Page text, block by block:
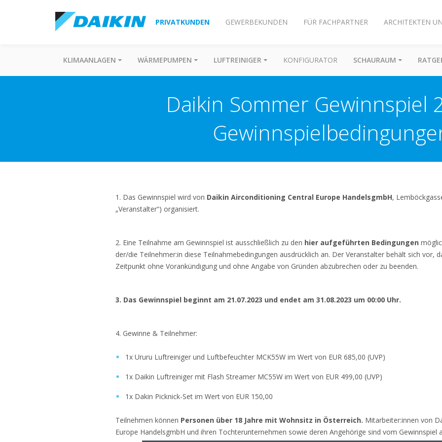
PRIVATKUNDEN GEWERBEKUNDEN FÜR FACHPARTNER ARCHITEKTEN
KLIMAANLAGEN WÄRMEPUMPEN LUFTREINIGER KONFIGURATOR SCHAURAUM
Daikin Sommer Gewinnspiel
1. Das Gewinnspiel wird von Daikin Airconditioning Central Europe HandelsgmbH,
„Veranstalter“) organisiert.
2. Eine Teilnahme am Gewinnspiel ist ausschließlich zu den hier aufgeführten Bedingungen
der/die Teilnehmer:in diese Teilnahmebedingungen ausdrücklich an. Der Veranstalter behält sich vor,
Zeitpunkt ohne Vorankündigung und ohne Angabe von Gründen abzubrechen oder zu beenden.
3. Das Gewinnspiel beginnt am 21.07.2023 und endet am 31.08.2023 um 00:00 Uhr.
4. Gewinne & Teilnehmer:
1x Ururu Luftreiniger und Luftbefeuchter MCK55W im Wert von EUR 685,00 (UVP)
1x Daikin Luftreiniger mit Flash Streamer MC55W im Wert von EUR 499,00 (UVP)
1x Dakin Picknick-Set im Wert von EUR 150,00
Teilnehmen können Personen über 18 Jahre mit Wohnsitz in Österreich. Mitarbeiter:innen von
Europe HandelsgmbH und ihren Tochterunternehmen sowie deren Angehörige sind vom Gewinnspiel